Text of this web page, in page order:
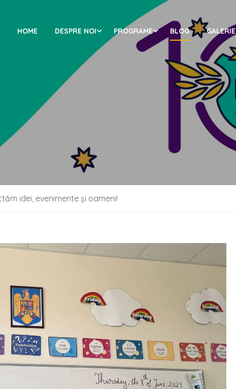
HOME DESPRE NOI PROGRAME BLOG GALERIE
idei, evenimente și oameni!